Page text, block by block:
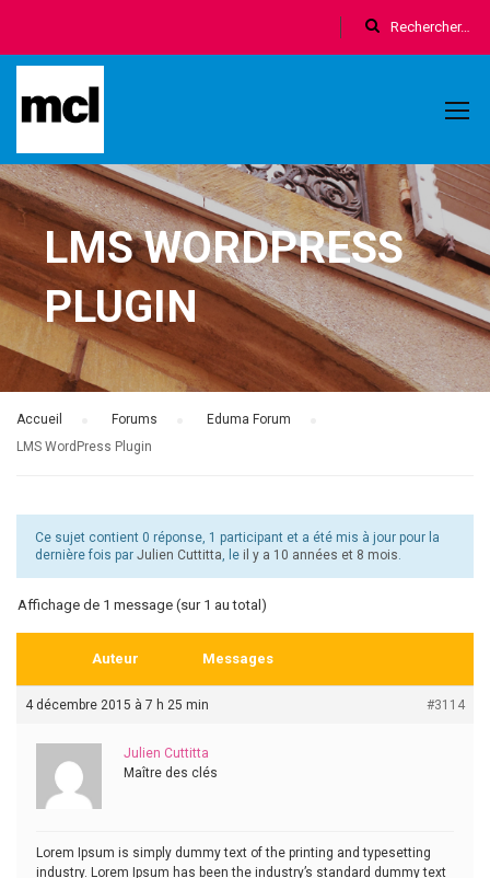
LMS WORDPRESS
PLUGIN
Accueil Forums Eduma Forum
LMS WordPress Plugin
Ce sujet contient 0 réponse, 1 participant et a été mis à jour pour la
dernière fois par Julien Cuttitta, le il y a 10 années et 8 mois.
Affichage de 1 message (sur 1 au total)
Auteur Messages
4 décembre 2015 à 7 h 25 min #3114
Julien Cuttitta
Maître des clés
Lorem Ipsum is simply dummy text of the printing and typesetting
industry. Lorem Ipsum has been the industry’s standard dummy text